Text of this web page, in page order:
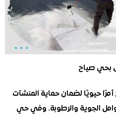
لضمان حماية المنشآت
والرطوبة. وفي حي